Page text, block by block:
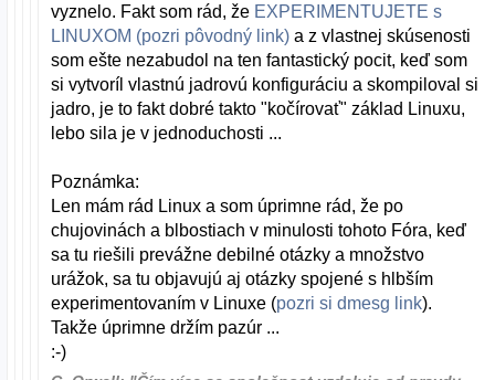
vyznelo. Fakt som rád, že EXPERIMENTUJETE s
LINUXOM (pozri pôvodný link) a z vlastnej skúsenosti
som ešte nezabudol na ten fantastický pocit, keď som
si vytvoríl vlastnú jadrovú konfiguráciu a skompiloval si
jadro, je to fakt dobré takto "kočírovať" základ Linuxu,
lebo sila je v jednoduchosti ...
Poznámka:
Len mám rád Linux a som úprimne rád, že po
chujovinách a blbostiach v minulosti tohoto Fóra, keď
sa tu riešili prevážne debilné otázky a množstvo
urážok, sa tu objavujú aj otázky spojené s hlbším
experimentovaním v Linuxe (pozri si dmesg link).
Takže úprimne držím pazúr ...
:-)